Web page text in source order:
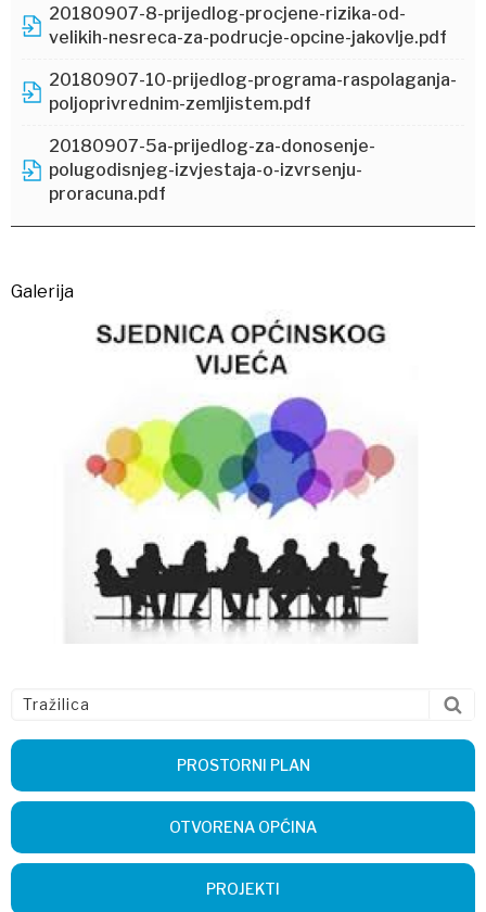
20180907-8-prijedlog-procjene-rizika-od-
velikih-nesreca-za-podrucje-opcine-jakovlje.pdf
20180907-10-prijedlog-programa-raspolaganja-
poljoprivrednim-zemljistem.pdf
20180907-5a-prijedlog-za-donosenje-
polugodisnjeg-izvjestaja-o-izvrsenju-
proracuna.pdf
Galerija
PROSTORNI PLAN
OTVORENA OPĆINA
PROJEKTI